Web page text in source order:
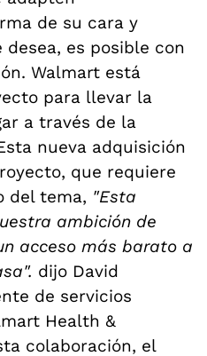
de su cara y
es posible con
Walmart está
para llevar la
a través de la
nueva adquisición
que requiere
del tema, "Esta
ambición de
acceso más barato a
dijo David
de servicios
Health &
colaboración, el